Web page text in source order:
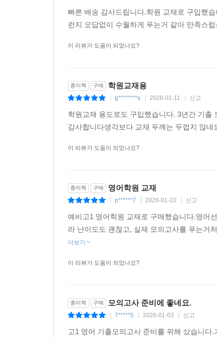
빠른 배송 감사드립니다.학원 교재로 구입했
런지 오답없이 수월하게 푸는거 같아 만족스
이 리뷰가 도움이 되었나요?
종이책 구매 학원교재용
g********s 2026-01-11 신고
학원교재 용도로도 구입했습니다. 3년간 기
감사합니다생각보다 교재 두께는 두껍지 않
이 리뷰가 도움이 되었나요?
종이책 구매 영어학원 교재
p******7 2026-01-10 신고
예비고1 영어학원 교재로 구매했습니다.영어
라 난이도도 괜찮고, 실제 모의고사를 푸는거
더보기
이 리뷰가 도움이 되었나요?
종이책 구매 모의고사 준비에 좋네요.
7*****5 2026-01-03 신고
고1 영어 기출모의고사 준비를 위해 샀습니